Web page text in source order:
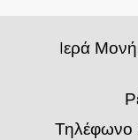
Iερά
Τηλέφωνο